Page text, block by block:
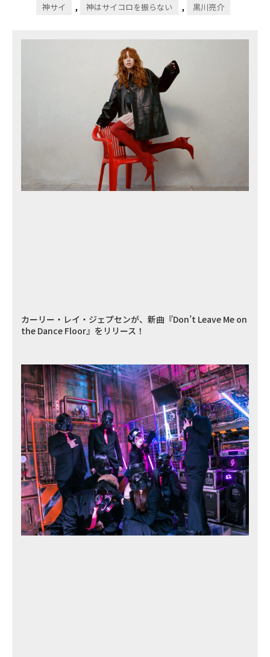
神サイ , 神はサイコロを振らない , 黒川亮介
カーリー・レイ・ジェプセンが、新曲『Don’t Leave Me on
the Dance Floor』をリリース！